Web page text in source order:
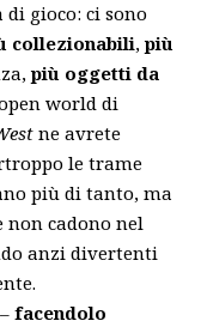
gioco: ci sono
collezionabili,più
più oggetti da
world di
ne avrete
le trame
più di tanto, ma
non cadono nel
anzi divertenti
facendolo